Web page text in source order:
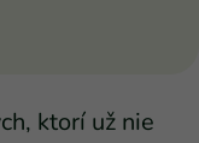
ktorí už nie